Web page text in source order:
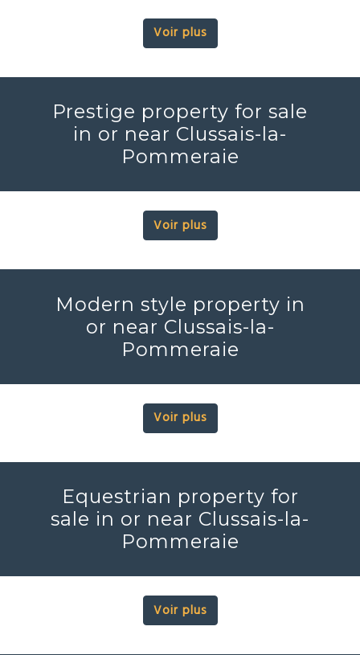
Voir plus
Prestige property for sale
in or near Clussais-la-
Pommeraie
Voir plus
Modern style property in
or near Clussais-la-
Pommeraie
Voir plus
Equestrian property for
sale in or near Clussais-la-
Pommeraie
Voir plus